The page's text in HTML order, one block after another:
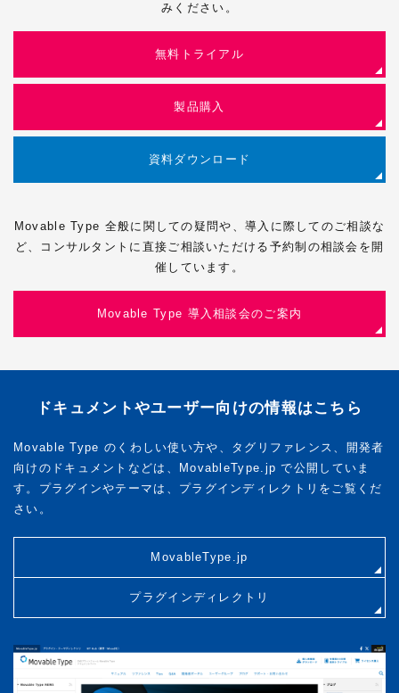
みください。
無料トライアル
製品購入
資料ダウンロード
Movable Type 全般に関しての疑問や、導入に際してのご相談な
ど、コンサルタントに直接ご相談いただける予約制の相談会を開
催しています。
Movable Type 導入相談会のご案内
ドキュメントやユーザー向けの情報はこちら
Movable Type のくわしい使い方や、タグリファレンス、開発者
向けのドキュメントなどは、MovableType.jp で公開していま
す。プラグインやテーマは、プラグインディレクトリをご覧くだ
さい。
MovableType.jp
プラグインディレクトリ